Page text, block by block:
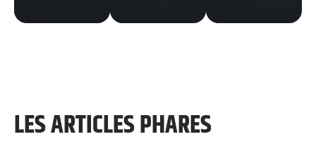
LES ARTICLES PHARES